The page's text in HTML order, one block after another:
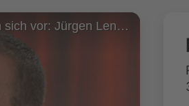
Bundestagswahl 2021 - Die Kandidaten stellen sich vor: Jürgen Lenders, FDP im Gespräch mit Hermann Diel